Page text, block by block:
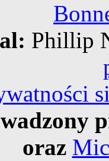
Phillip
oraz